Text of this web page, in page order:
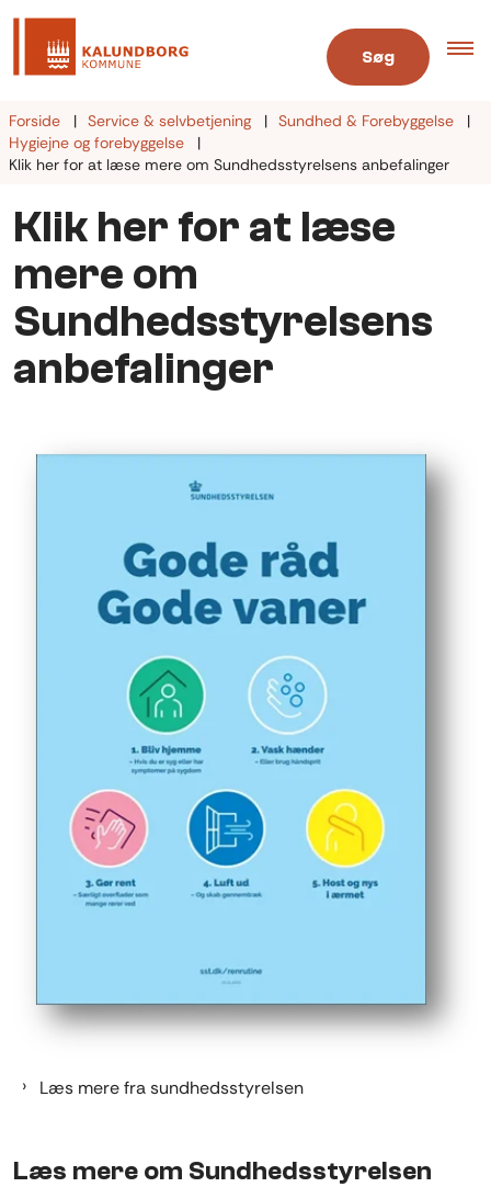
Søg
Forside Service & selvbetjening
Sundhed & Forebyggelse
Hygiejne og forebyggelse
Klik her for at læse mere om Sundhedsstyrelsens anbefalinger
Klik her for at læse
mere om
Sundhedsstyrelsens
anbefalinger
Læs mere fra sundhedsstyrelsen
Læs mere om Sundhedsstyrelsen